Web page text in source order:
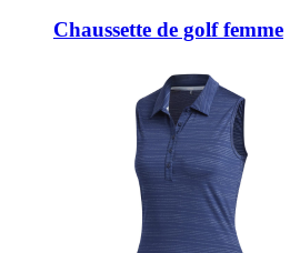
Chaussette de golf femme